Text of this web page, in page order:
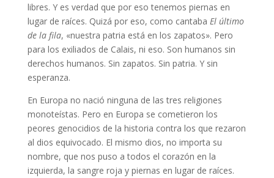
libres. Y es verdad que por eso tenemos piernas en
lugar de raíces. Quizá por eso, como cantaba El último
de la fila, «nuestra patria está en los zapatos». Pero
para los exiliados de Calais, ni eso. Son humanos sin
derechos humanos. Sin zapatos. Sin patria. Y sin
esperanza.
En Europa no nació ninguna de las tres religiones
monoteístas. Pero en Europa se cometieron los
peores genocidios de la historia contra los que rezaron
al dios equivocado. El mismo dios, no importa su
nombre, que nos puso a todos el corazón en la
izquierda, la sangre roja y piernas en lugar de raíces.